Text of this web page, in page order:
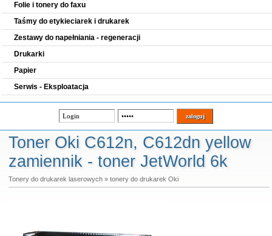
Folie i tonery do faxu
Taśmy do etykieciarek i drukarek
Zestawy do napełniania - regeneracji
Drukarki
Papier
Serwis - Eksploatacja
Toner Oki C612n, C612dn yellow
zamiennik - toner JetWorld 6k
Tonery do drukarek laserowych» tonery do drukarek Oki